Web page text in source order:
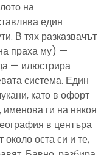
на
един
В тях разказвачът
праха му) —
— илюстрира
система. Един
като в офорт
ги на някоя
в центъра
оста си и те,